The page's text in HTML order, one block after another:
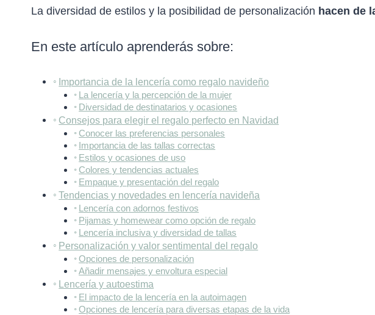
La diversidad de estilos y la posibilidad de personalización hacen de
En este artículo aprenderás sobre:
Importancia de la lencería como regalo navideño
La lencería y la percepción de la mujer
Diversidad de destinatarios y ocasiones
Consejos para elegir el regalo perfecto en Navidad
Conocer las preferencias personales
Importancia de las tallas correctas
Estilos y ocasiones de uso
Colores y tendencias actuales
Empaque y presentación del regalo
Tendencias y novedades en lencería navideña
Lencería con adornos festivos
Pijamas y homewear como opción de regalo
Lencería inclusiva y diversidad de tallas
Personalización y valor sentimental del regalo
Opciones de personalización
Añadir mensajes y envoltura especial
Lencería y autoestima
El impacto de la lencería en la autoimagen
Opciones de lencería para diversas etapas de la vida